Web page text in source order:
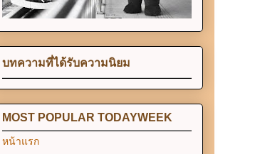
บทความที่ได้รับความนิยม
MOST POPULAR TODAYWEEK
หน้าแรก